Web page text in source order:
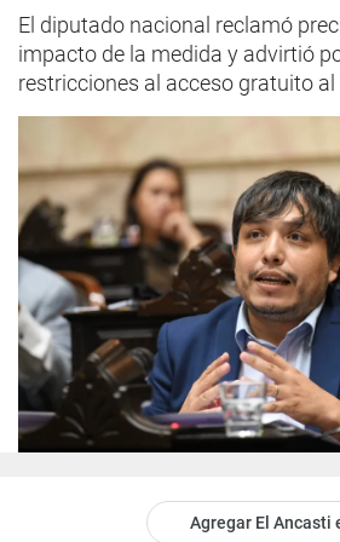
El diputado nacional reclamó
impacto de la medida y advirtió
restricciones al acceso gratuito
Agregar El Ancasti